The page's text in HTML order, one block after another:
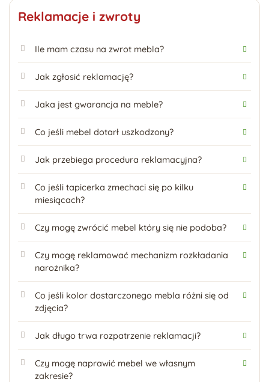
Reklamacje i zwroty
Ile mam czasu na zwrot mebla?
Jak zgłosić reklamację?
Jaka jest gwarancja na meble?
Co jeśli mebel dotarł uszkodzony?
Jak przebiega procedura reklamacyjna?
Co jeśli tapicerka zmechaci się po kilku
miesiącach?
Czy mogę zwrócić mebel który się nie podoba?
Czy mogę reklamować mechanizm rozkładania
narożnika?
Co jeśli kolor dostarczonego mebla różni się od
zdjęcia?
Jak długo trwa rozpatrzenie reklamacji?
Czy mogę naprawić mebel we własnym
zakresie?